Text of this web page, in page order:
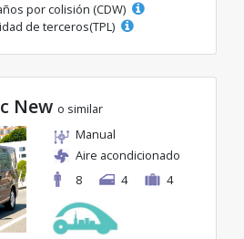
por colisión (CDW)
de terceros(TPL)
New o similar
Manual
Aire acondicionado
8
4 4